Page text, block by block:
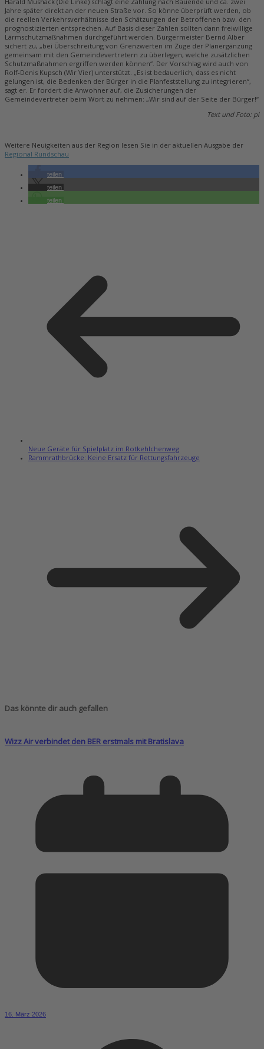
Jahre später direkt an der neuen Straße vor. So könne überprüft werden, ob
die reellen Verkehrsverhältnisse den Schätzungen der Betroffenen bzw. den
prognostizierten entsprechen. Auf Basis dieser Zahlen sollten dann freiwillige
Lärmschutzmaßnahmen durchgeführt werden. Bürgermeister Bernd Alber
sichert zu, „bei Überschreitung von Grenzwerten im Zuge der Planergänzung
gemeinsam mit den Gemeindevertretern zu überlegen, welche zusätzlichen
Schutzmaßnahmen ergriffen werden können“. Der Vorschlag wird auch von
Rolf-Denis Kupsch (Wir Vier) unterstützt. „Es ist bedauerlich, dass es nicht
gelungen ist, die Bedenken der Bürger in die Planfeststellung zu integrieren“,
sagt er. Er fordert die Anwohner auf, die Zusicherungen der
Gemeindevertreter beim Wort zu nehmen: „Wir sind auf der Seite der Bürger!“
Text und Foto: pi
Weitere Neuigkeiten aus der Region lesen Sie in der aktuellen Ausgabe der
Regional Rundschau
teilen
teilen
teilen
Neue Geräte für Spielplatz im Rotkehlchenweg
Rammrathbrücke: Keine Ersatz für Rettungsfahrzeuge
Das könnte dir auch gefallen
Wizz Air verbindet den BER erstmals mit Bratislava
16. März 2026